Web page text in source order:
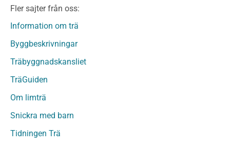
Fanerträ
Fanerträ Obehandlat
Träpanel och Utvändig beklädnad Behandlat
Träpanel och utvändig beklädnad Obehandlat
Trägolv
Trägolv Obehandlat
Sågat virke
Sågat virke Behandlat
Fler sajter från oss:
Information om trä
Byggbeskrivningar
Träbyggnadskansliet
TräGuiden
Om limträ
Snickra med barn
Tidningen Trä